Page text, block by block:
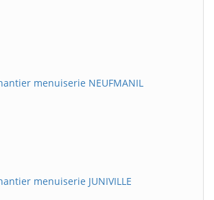
menuiserie NEUFMANIL
menuiserie JUNIVILLE